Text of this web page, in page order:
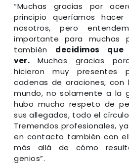
“Muchas gracias por
principio queríamos
nosotros, pero
importante para muchas
también decidimos
ver. Muchas gracias
hicieron muy presentes
cadenas de oraciones,
mundo, no solamente a la
hubo mucho respeto de
sus allegados, todo el
Tremendos profesionales,
en contacto también con
más allá de cómo
genios”.